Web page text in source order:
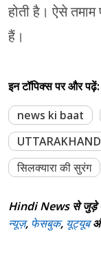
होती है। ऐसे
हैं।
इन टॉपिक्स पर और पढ़ें:
news ki baat
सिलक्यारा की सुरंग
Hindi News से जुड़े
न्यूज़, फेसबुक, यूट्यूब